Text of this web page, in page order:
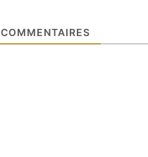
COMMENTAIRES